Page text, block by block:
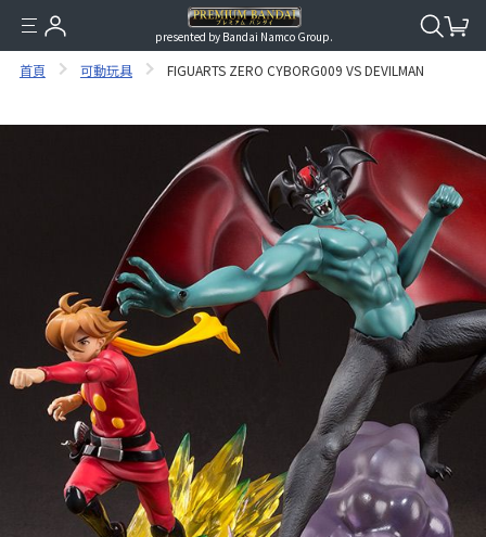
presented by Bandai Namco Group.
首頁 可動玩具 FIGUARTS ZERO CYBORG009 VS DEVILMAN